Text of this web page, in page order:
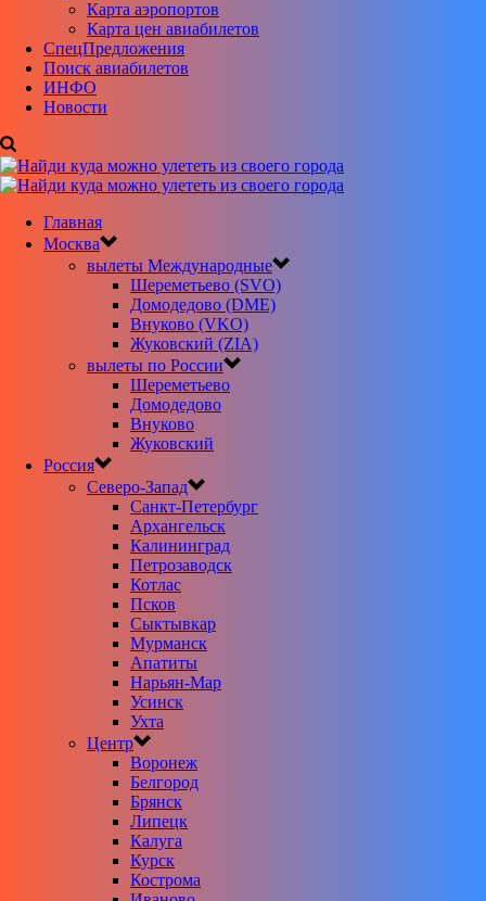
Карта аэропортов
Карта цен авиабилетов
CпецПредложения
Поиск авиабилетов
ИНФО
Новости
Главная
Москва
вылеты Международные
Шереметьево (SVO)
Домодедово (DME)
Внуково (VKO)
Жуковский (ZIA)
вылеты по России
Шереметьево
Домодедово
Внуково
Жуковский
Россия
Северо-Запад
Санкт-Петербург
Архангельск
Калининград
Петрозаводск
Котлас
Псков
Сыктывкар
Мурманск
Апатиты
Нарьян-Мар
Усинск
Ухта
Центр
Воронеж
Белгород
Брянск
Липецк
Калуга
Курск
Кострома